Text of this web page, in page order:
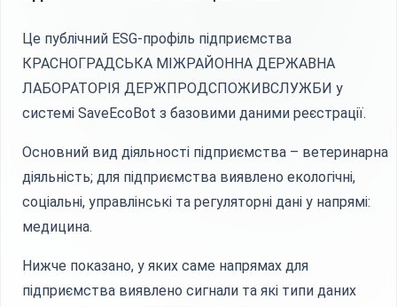
Це публічний ESG-профіль підприємства
КРАСНОГРАДСЬКА МІЖРАЙОННА ДЕРЖАВНА
ЛАБОРАТОРІЯ ДЕРЖПРОДСПОЖИВСЛУЖБИ у
системі SaveEcoBot з базовими даними реєстрації.
Основний вид діяльності підприємства – ветеринарна
діяльність; для підприємства виявлено екологічні,
соціальні, управлінські та регуляторні дані у напрямі:
медицина.
Нижче показано, у яких саме напрямах для
підприємства виявлено сигнали та які типи даних